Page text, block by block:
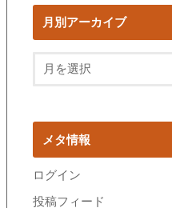
月別アーカイブ
メタ情報
ログイン
投稿フィード